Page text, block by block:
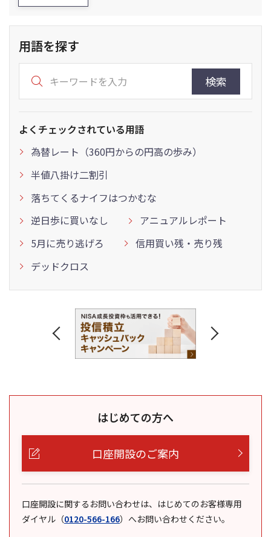
用語を探す
検索
よくチェックされている用語
為替レート（360円からの円高の歩み）
半値八掛け二割引
落ちてくるナイフはつかむな
逆日歩に買いなし
アニュアルレポート
5月に売り逃げろ
信用買い残・売り残
デッドクロス
はじめての方へ
口座開設のご案内
口座開設に関するお問い合わせは、はじめてのお客様専用
ダイヤル （0120-566-166） へお問い合わせください。